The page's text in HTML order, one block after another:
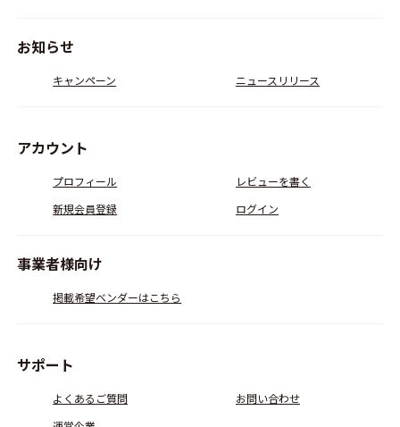
お知らせ
キャンペーン ニュースリリース
アカウント
プロフィール
レビューを書く
新規会員登録
ログイン
事業者様向け
掲載希望ベンダーはこちら
サポート
よくあるご質問
お問い合わせ